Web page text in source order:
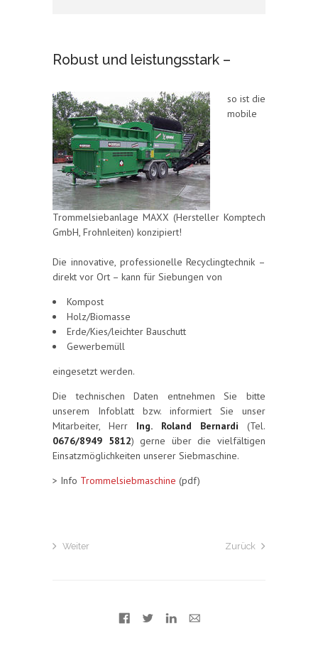
Robust und leistungsstark –
so ist die
mobile
Trommelsiebanlage MAXX (Hersteller Komptech
GmbH, Frohnleiten) konzipiert!
Die innovative, professionelle Recyclingtechnik –
direkt vor Ort – kann für Siebungen von
Kompost
Holz/Biomasse
Erde/Kies/leichter Bauschutt
Gewerbemüll
eingesetzt werden.
Die technischen Daten entnehmen Sie bitte
unserem Infoblatt bzw. informiert Sie unser
Mitarbeiter, Herr Ing. Roland Bernardi(Tel.
0676/8949 5812) gerne über die vielfältigen
Einsatzmöglichkeiten unserer Siebmaschine.
> Info Trommelsiebmaschine (pdf)
Weiter Zurück